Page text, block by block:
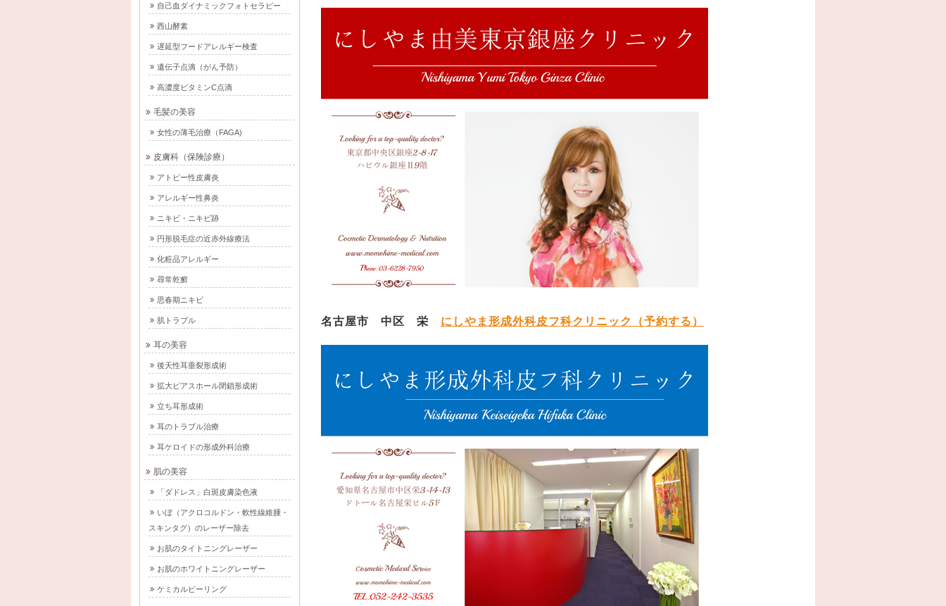
名古屋市 中区 栄 にしやま形成外科皮フ科クリニック（予約する）
自己血ダイナミックフォトセラピー
西山酵素
遅延型フードアレルギー検査
遺伝子点滴（がん予防）
高濃度ビタミンC点滴
毛髪の美容
女性の薄毛治療（FAGA)
皮膚科（保険診療）
アトピー性皮膚炎
アレルギー性鼻炎
ニキビ・ニキビ跡
円形脱毛症の近赤外線療法
化粧品アレルギー
尋常乾癬
思春期ニキビ
肌トラブル
耳の美容
後天性耳垂裂形成術
拡大ピアスホール閉鎖形成術
立ち耳形成術
耳のトラブル治療
耳ケロイドの形成外科治療
肌の美容
「ダドレス」白斑皮膚染色液
いぼ（アクロコルドン・軟性線維腫・
スキンタグ）のレーザー除去
お肌のタイトニングレーザー
お肌のホワイトニングレーザー
ケミカルピーリング